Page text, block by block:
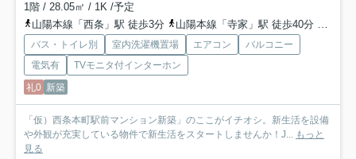
1階 / 28.05㎡ / 1K /予定
山陽本線「西条」駅 徒歩3分
山陽本線「寺家」駅 徒歩40分 山陽
バス・トイレ別 室内洗濯機置場 エアコン
バルコニー
電気有
TVモニタ付インターホン
礼0 新築
「仮）西条本町駅前マンション新築」のここがイチオシ。新生活を設備
や外観が充実している物件で新生活をスタートしませんか！J... もっと
見る